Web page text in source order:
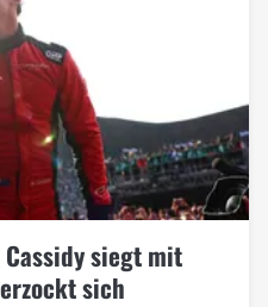
siegt mit
sich